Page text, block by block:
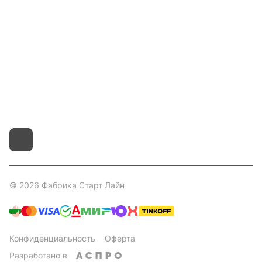
© 2026 Фабрика Старт Лайн
Конфиденциальность
Оферта
Разработано в